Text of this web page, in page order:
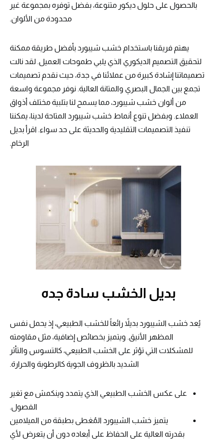
بالحصول على حلول ديكور متنوعة، بفضل توفره بمجموعة غير
محدودة من الألوان.
يهتم فريقنا باستخدام خشب شيبورد بأفضل طريقة ممكنة
لتحقيق التصميم الديكوري الذي يلبي طموحات العميل. لقد نالت
تصميماتنا إشادة كبيرة من عملائنا في جدة، حيث نقدم تصميمات
تجمع بين الجمال البصري والمتانة العالية. نوفر مجموعة واسعة
من ألوان خشب شيبورد، مما يسمح لنا بتلبية مختلف أذواق
العملاء. وبفضل تنوع أنماط خشب شيبورد المتاحة لدينا، يمكننا
تنفيذ التصميمات التقليدية والحديثة على حد سواء. اقرأ بديل
الرخام.
بديل الخشب سادة جده
يُعد خشب الشيبورد بديلاً رائعاً للخشب الطبيعي، إذ يحمل نفس
المظهر الأنيق. ويتميز بخصائص إضافية، مثل مقاومته
للمشكلات التي تؤثر على الخشب الطبيعي، كالتسوس والتأثر
الشديد بالظروف الجوية كالرطوبة والحرارة.
على عكس الخشب الطبيعي الذي يتمدد وينكمش مع تغير
الفصول.
يتميز خشب الشيبورد المُغطى بطبقة من الميلامين
بقدرته العالية على الحفاظ على أبعاده دون أن يتعرض لأي